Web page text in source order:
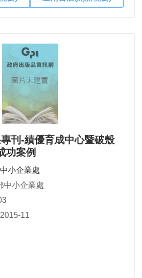
刊-績優育成中心暨破殼
功案例
小企業處
中小企業處
11